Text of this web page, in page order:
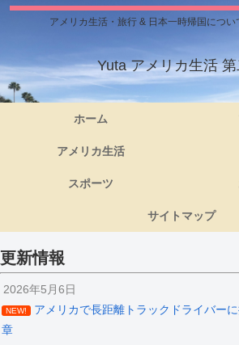
アメリカ生活・旅行 & 日本一時帰国につ
Yuta アメリカ生活
ホーム
アメリカ生活
スポーツ
サイトマップ
更新情報
2026年5月6日
NEW!
アメリカで長距離トラックドライバー
章